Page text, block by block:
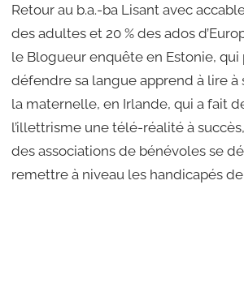
Retour au b.a.-ba Lisant avec
des adultes et 20 % des ados
le Blogueur enquête en Estonie, qui
défendre sa langue apprend à lire à
la maternelle, en Irlande, qui a fait
l’illettrisme une télé-réalité à
des associations de bénévoles se
remettre à niveau les handicapés de